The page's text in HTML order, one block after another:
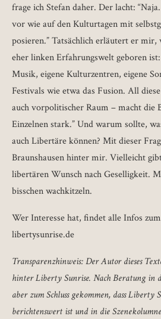
frage ich Stefan daher. Der lacht:
vor wie auf den Kulturtagen mit
posieren.” Tatsächlich erläutert er mir,
eher linken Erfahrungswelt geboren
Musik, eigene Kulturzentren, eigene
Festivals wie etwa das Fusion. All
auch vorpolitischer Raum – macht die
Einzelnen stark.” Und warum sollte,
auch Libertäre können? Mit dieser
Braunshausen hinter mir. Vielleicht
libertären Wunsch nach Geselligkeit.
bisschen wachkitzeln.
Wer Interesse hat, findet alle Infos
libertysunrise.de
Transparenzhinweis: Der Autor dieses
hinter Liberty Sunrise. Nach Beratung in
aber zum Schluss gekommen, dass
berichtenswert ist und in die